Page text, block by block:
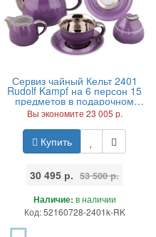
Сервиз чайный Кельт 2401
Rudolf Kampf на 6 персон 15
предметов в подарочном
коробе Вы экономите 23 005 р.
Купить
30 495 р. 53 500 р.
Наличие: в наличии
Код: 52160728-2401k-RK